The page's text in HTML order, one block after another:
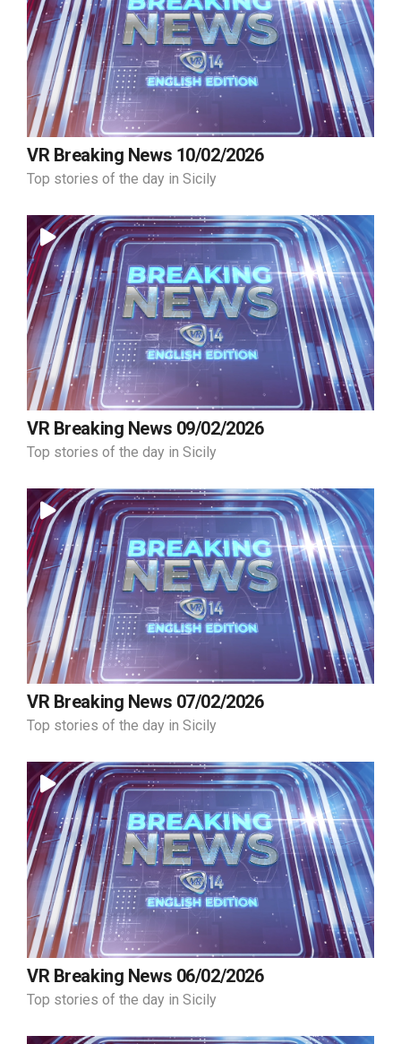
VR Breaking News 10/02/2026
Top stories of the day in Sicily
VR Breaking News 09/02/2026
Top stories of the day in Sicily
VR Breaking News 07/02/2026
Top stories of the day in Sicily
VR Breaking News 06/02/2026
Top stories of the day in Sicily